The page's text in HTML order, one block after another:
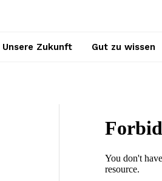
Unsere Zukunft Gut zu wissen